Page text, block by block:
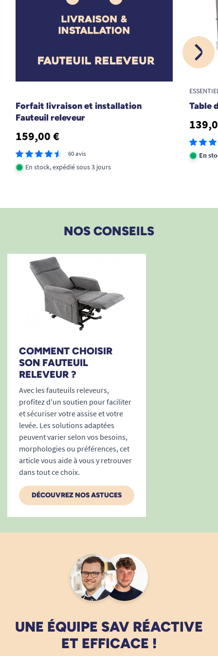
Petite Taille Non
Tout
Forfait livraison et installation
Fauteuil releveur
159,00 €
60 avis
En stock, expédié sous 3 jours
Table
En
NOS CONSEILS
COMMENT CHOISIR
SON FAUTEUIL
RELEVEUR ?
Avec les fauteuils releveurs,
profitez d'un soutien pour faciliter
et sécuriser votre assise et votre
levée. Les solutions adaptées
peuvent varier selon vos besoins,
morphologies ou préférences, cet
article vous aide à vous y retrouver
dans tout ce choix.
DÉCOUVREZ NOS ASTUCES
UNE ÉQUIPE SAV RÉACTIVE
ET EFFICACE !